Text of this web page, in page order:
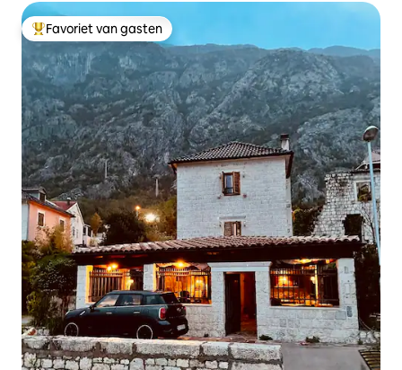
Topfavoriet van gasten
Favoriet van gasten